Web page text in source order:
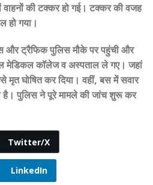
वाहनों की टक्कर हो गई। टक्कर की वजह
हो गया।
और ट्रैफिक पुलिस मौके पर पहुंची और
मेडिकल कॉलेज व अस्पताल ले गए। जहां
मृत घोषित कर दिया। वहीं, बस में सवार
है। पुलिस ने पूरे मामले की जांच शुरू कर
Twitter/X
LinkedIn